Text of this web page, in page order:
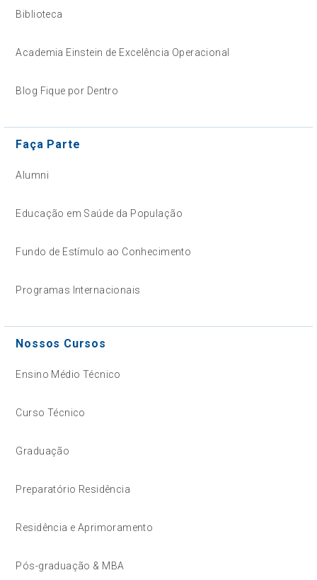
Biblioteca
Academia Einstein de Excelência Operacional
Blog Fique por Dentro
Faça Parte
Alumni
Educação em Saúde da População
Fundo de Estímulo ao Conhecimento
Programas Internacionais
Nossos Cursos
Ensino Médio Técnico
Curso Técnico
Graduação
Preparatório Residência
Residência e Aprimoramento
Pós-graduação & MBA